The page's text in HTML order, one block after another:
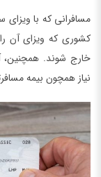
مسافرانی که با ویزای
کشوری که ویزای آن
خارج شوند. همچنین،
نیاز همچون بیمه